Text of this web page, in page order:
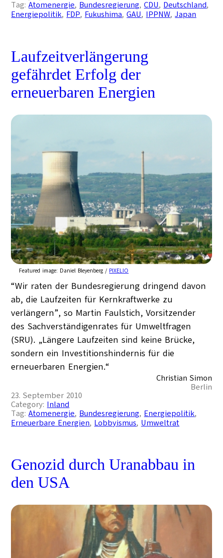
Tag:Atomenergie, Bundesregierung, CDU, Deutschland
Energiepolitik, FDP, Fukushima, GAU, IPPNW, Japan
Laufzeitverlängerung
gefährdet Erfolg der
erneuerbaren Energien
Featured image: Daniel Bleyenberg / PIXELIO
“Wir raten der Bundesregierung dringend davon
ab, die Laufzeiten für Kernkraftwerke zu
verlängern”, so Martin Faulstich, Vorsitzender
des Sachverständigenrates für Umweltfragen
(SRU). „Längere Laufzeiten sind keine Brücke,
sondern ein Investitionshindernis für die
erneuerbaren Energien.“
Christian Simon
Berlin
23. September 2010
Category: Inland
Tag:Atomenergie, Bundesregierung, Energiepolitik
Erneuerbare Energien, Lobbyismus, Umweltrat
Genozid durch Uranabbau in
den USA